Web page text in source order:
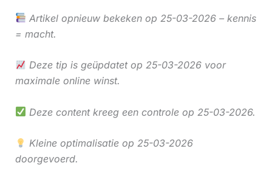
Artikel opnieuw bekeken op 25-03-2026 – kennis
= macht.
Deze tip is geüpdatet op 25-03-2026 voor
maximale online winst.
Deze content kreeg een controle op 25-03-2026.
Kleine optimalisatie op 25-03-2026
doorgevoerd.